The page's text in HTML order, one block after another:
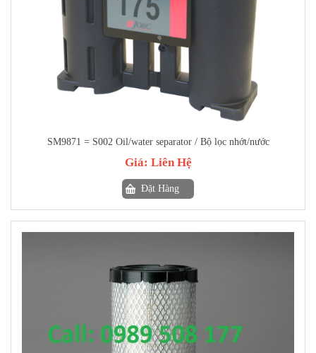
SM9871 = S002 Oil/water separator / Bộ lọc nhớt/nước
Giá: Liên Hệ
Đặt Hàng